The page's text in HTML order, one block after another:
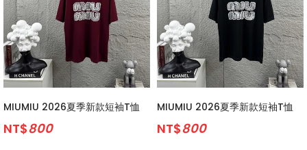
MIUMIU 2026夏季新款短袖T恤
NT$800
MIUMIU 2026夏季新款短袖T恤
NT$800